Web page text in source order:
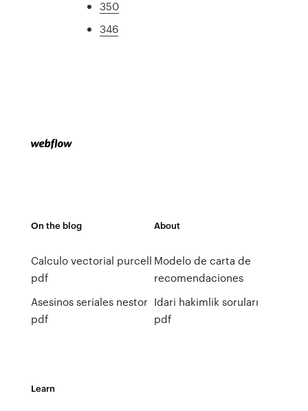
350
346
On the blog
Calculo vectorial purcell
pdf
Asesinos seriales nestor
pdf
About
Modelo de carta de
recomendaciones
Idari hakimlik soruları
pdf
Learn